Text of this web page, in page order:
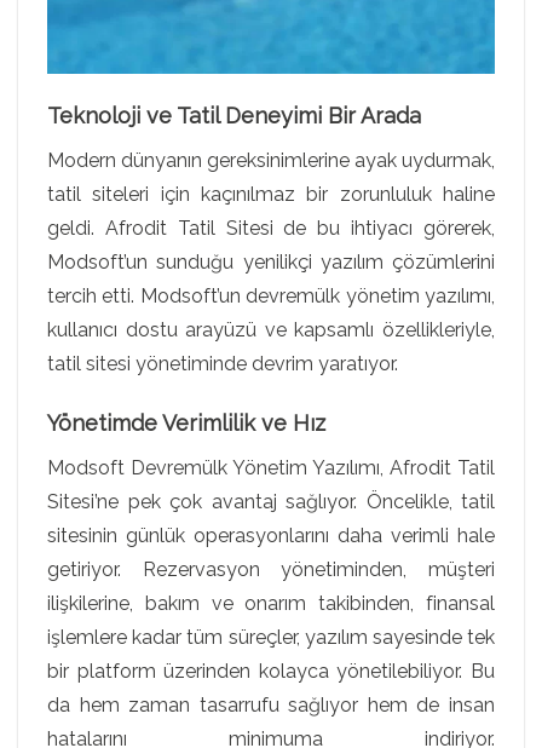
Teknoloji ve Tatil Deneyimi Bir Arada
Modern dünyanın gereksinimlerine ayak uydurmak,
tatil siteleri için kaçınılmaz bir zorunluluk haline
geldi. Afrodit Tatil Sitesi de bu ihtiyacı görerek,
Modsoft’un sunduğu yenilikçi yazılım çözümlerini
tercih etti. Modsoft’un devremülk yönetim yazılımı,
kullanıcı dostu arayüzü ve kapsamlı özellikleriyle,
tatil sitesi yönetiminde devrim yaratıyor.
Yönetimde Verimlilik ve Hız
Modsoft Devremülk Yönetim Yazılımı, Afrodit Tatil
Sitesi’ne pek çok avantaj sağlıyor. Öncelikle, tatil
sitesinin günlük operasyonlarını daha verimli hale
getiriyor. Rezervasyon yönetiminden, müşteri
ilişkilerine, bakım ve onarım takibinden, finansal
işlemlere kadar tüm süreçler, yazılım sayesinde tek
bir platform üzerinden kolayca yönetilebiliyor. Bu
da hem zaman tasarrufu sağlıyor hem de insan
hatalarını minimuma indiriyor.